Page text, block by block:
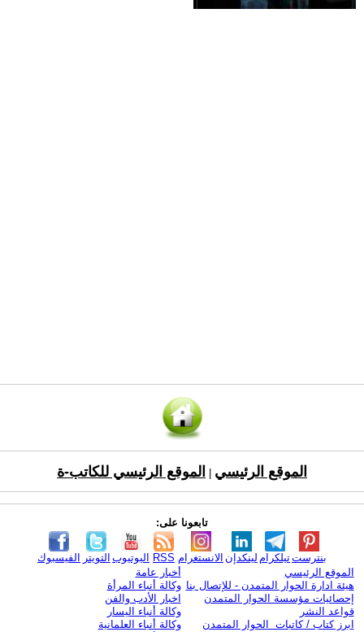
الموقع الرئيسي الموقع الرئيسي للكاتب-ة
تابعونا على:
الفيسبوك التويتر اليوتيوب RSS الانستغرام لينكدإن تيلكرامبنترست
الموقع الرئيسي
هيئة ادارة الحوار المتمدن - للإتصال بنا
إحصائيات مؤسسة الحوار المتمدن
قواعد النشر
ابرز كتاب / كاتبات الحوار المتمدن
أخبار عامة
وكالة أنباء المرأة
اخبار الأدب والفن
وكالة أنباء اليسار
وكالة أنباء العلمانية